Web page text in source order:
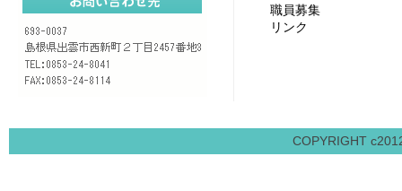
職員募集
リンク
COPYRIGHT